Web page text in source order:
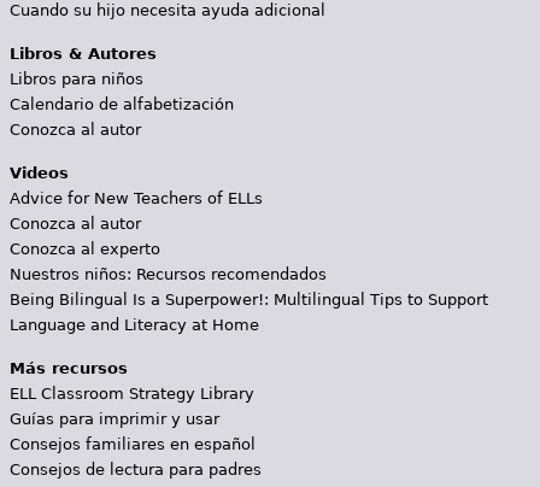
Cuando su hijo necesita ayuda adicional
Libros & Autores
Libros para niños
Calendario de alfabetización
Conozca al autor
Videos
Advice for New Teachers of ELLs
Conozca al autor
Conozca al experto
Nuestros niños: Recursos recomendados
Being Bilingual Is a Superpower!: Multilingual Tips to Support
Language and Literacy at Home
Más recursos
ELL Classroom Strategy Library
Guías para imprimir y usar
Consejos familiares en español
Consejos de lectura para padres